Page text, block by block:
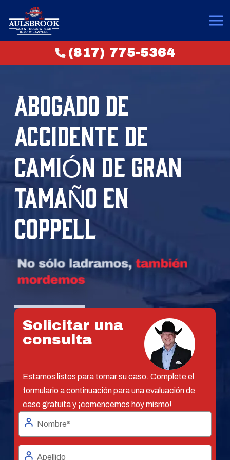
(817) 775-5364
ABOGADO DE
ACCIDENTE DE
CAMIÓN DE GRAN
TAMAÑO EN
COPPELL
Solicitar una
consulta
Estamos listos para tomar su caso. Complete el
formulario a continuación para una evaluación de
caso gratuita y ¡comencemos hoy mismo!